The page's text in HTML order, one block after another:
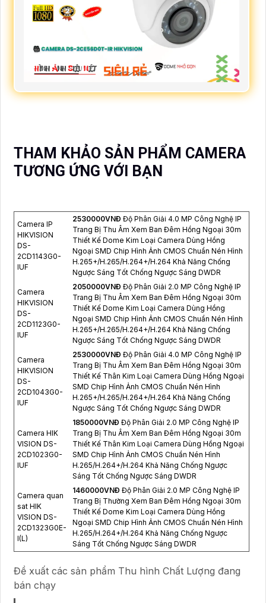
THAM KHẢO SẢN PHẨM CAMERA
TƯƠNG ỨNG VỚI BẠN
Camera IP
HIKVISION
DS-
2CD1143G0-
IUF
2530000VNÐ Độ Phân Giải 4.0 MP Công Nghệ IP
Trang Bị Thu Âm Xem Ban Đêm Hồng Ngoại 30m
Thiết Kế Dome Kim Loại Camera Dùng Hồng
Ngoại SMD Chip Hình Ảnh CMOS Chuẩn Nén Hình
H.265+/H.265/H.264+/H.264 Khả Năng Chống
Ngược Sáng Tốt Chống Ngược Sáng DWDR
Camera
HIKVISION
DS-
2CD1123G0-
IUF
2050000VNÐ Độ Phân Giải 2.0 MP Công Nghệ IP
Trang Bị Thu Âm Xem Ban Đêm Hồng Ngoại 30m
Thiết Kế Dome Kim Loại Camera Dùng Hồng
Ngoại SMD Chip Hình Ảnh CMOS Chuẩn Nén Hình
H.265+/H.265/H.264+/H.264 Khả Năng Chống
Ngược Sáng Tốt Chống Ngược Sáng DWDR
Camera
HIKVISION
DS-
2CD1043G0-
IUF
2530000VNÐ Độ Phân Giải 4.0 MP Công Nghệ IP
Trang Bị Thu Âm Xem Ban Đêm Hồng Ngoại 30m
Thiết Kế Thân Kim Loại Camera Dùng Hồng Ngoại
SMD Chip Hình Ảnh CMOS Chuẩn Nén Hình
H.265+/H.265/H.264+/H.264 Khả Năng Chống
Ngược Sáng Tốt Chống Ngược Sáng DWDR
Camera HIK
VISION DS-
2CD1023G0-
IUF
1850000VNÐ Độ Phân Giải 2.0 MP Công Nghệ IP
Trang Bị Thu Âm Xem Ban Đêm Hồng Ngoại 30m
Thiết Kế Thân Kim Loại Camera Dùng Hồng Ngoại
SMD Chip Hình Ảnh CMOS Chuẩn Nén Hình
H.265/H.264+/H.264 Khả Năng Chống Ngược
Sáng Tốt Chống Ngược Sáng DWDR
Camera quan
sat HIK
VISION DS-
2CD1323G0E-
I(L)
1460000VNÐ Độ Phân Giải 2.0 MP Công Nghệ IP
Trang Bị Thường Xem Ban Đêm Hồng Ngoại 30m
Thiết Kế Dome Kim Loại Camera Dùng Hồng
Ngoại SMD Chip Hình Ảnh CMOS Chuẩn Nén Hình
H.265/H.264+/H.264 Khả Năng Chống Ngược
Sáng Tốt Chống Ngược Sáng DWDR
Đề xuất các sản phẩm Thu hình Chất Lượng đang
bán chạy